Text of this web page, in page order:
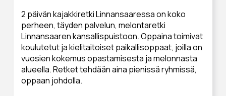
2 päivän kajakkiretki Linnansaaressa on koko
perheen, täyden palvelun, melontaretki
Linnansaaren kansallispuistoon. Oppaina toimivat
koulutetut ja kielitaitoiset paikallisoppaat, joilla on
vuosien kokemus opastamisesta ja melonnasta
alueella. Retket tehdään aina pienissä ryhmissä,
oppaan johdolla.